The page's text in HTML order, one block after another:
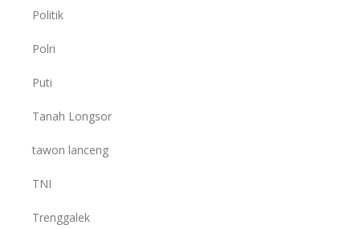
Politik
Polri
Puti
Tanah Longsor
tawon lanceng
TNI
Trenggalek